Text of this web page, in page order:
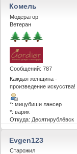
Комель
Модератор
Ветеран
Сообщений: 787
Каждая женщина -
произведение искусства!
*: мицубиши лансер
*: варик
Откуда: Десятирублёвск
Evgen123
Старожил